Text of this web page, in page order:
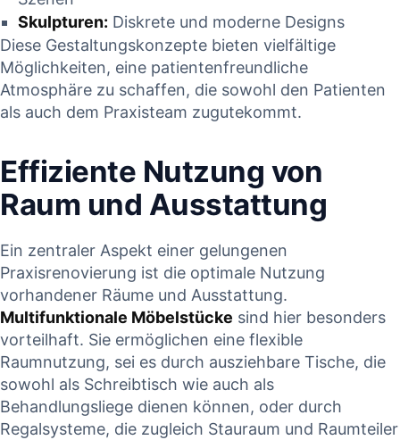
Skulpturen: Diskrete und moderne Designs
Diese Gestaltungskonzepte bieten vielfältige
Möglichkeiten, eine patientenfreundliche
Atmosphäre zu schaffen, die sowohl den Patienten
als auch dem Praxisteam zugutekommt.
Effiziente Nutzung von
Raum und Ausstattung
Ein zentraler Aspekt einer gelungenen
Praxisrenovierung ist die optimale Nutzung
vorhandener Räume und Ausstattung.
Multifunktionale Möbelstücke sind hier besonders
vorteilhaft. Sie ermöglichen eine flexible
Raumnutzung, sei es durch ausziehbare Tische, die
sowohl als Schreibtisch wie auch als
Behandlungsliege dienen können, oder durch
Regalsysteme, die zugleich Stauraum und Raumteiler